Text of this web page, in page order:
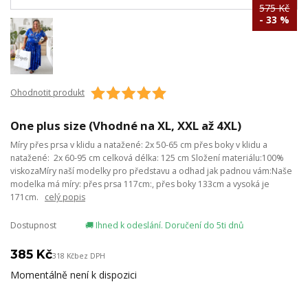
575 Kč
- 33 %
Ohodnotit produkt
One plus size (Vhodné na XL, XXL až 4XL)
Míry přes prsa v klidu a natažené: 2x 50-65 cm přes boky v klidu a
natažené: 2x 60-95 cm celková délka: 125 cm Složení materiálu:100%
viskozaMíry naší modelky pro představu a odhad jak padnou vám:Naše
modelka má míry: přes prsa 117cm:, přes boky 133cm a vysoká je
171cm. celý popis
Dostupnost 🚚 Ihned k odeslání. Doručení do 5ti dnů
385 Kč318 Kčbez DPH
Momentálně není k dispozici